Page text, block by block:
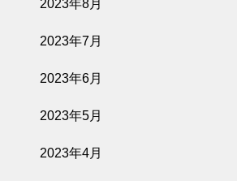
2023年8月
2023年7月
2023年6月
2023年5月
2023年4月